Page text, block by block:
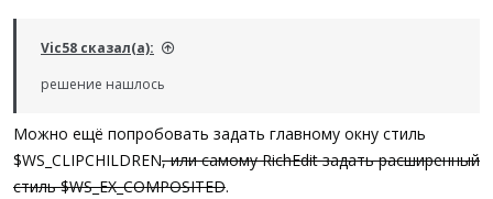
Vic58 сказал(а):
решение нашлось
Можно ещё попробовать задать главному окну стиль
$WS_CLIPCHILDREN, или самому RichEdit задать расширенный
стиль $WS_EX_COMPOSITED.